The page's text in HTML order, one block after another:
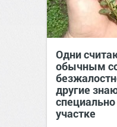
Одни
обычным
другие
участке